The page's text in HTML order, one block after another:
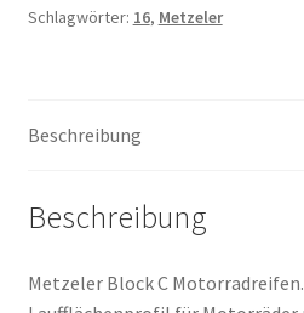
Schlagwörter: 16, Metzeler
Beschreibung
Beschreibung
Metzeler Block C